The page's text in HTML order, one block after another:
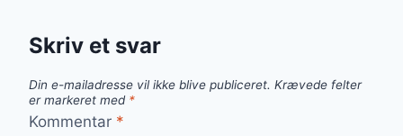
Skriv et svar
Din e-mailadresse vil ikke blive publiceret. Krævede felter
er markeret med *
Kommentar *